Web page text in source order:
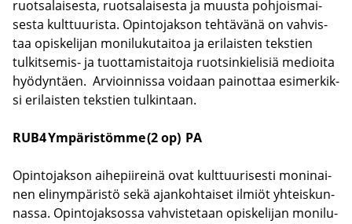
ruot­sa­lai­ses­ta, ruot­sa­lai­ses­ta ja muus­ta poh­jois­mai­
ses­ta kult­tuu­ris­ta. Opin­to­jak­son teh­tä­vä­nä on vah­vis­
taa opis­ke­li­jan mo­ni­lu­ku­tai­toa ja eri­lais­ten teks­tien
tulkitsemis-​ ja tuot­ta­mis­tai­to­ja ruot­sin­kie­li­siä me­dioi­ta
hyö­dyn­täen. Ar­vioin­nis­sa voi­daan pai­not­taa esi­mer­kik­
si eri­lais­ten teks­tien tul­kin­taan.
RUB4 Ym­pä­ris­töm­me (2 op) PA
Opin­to­jak­son ai­he­pii­rei­nä ovat kult­tuu­ri­ses­ti mo­ni­nai­
nen eli­nym­pä­ris­tö sekä ajan­koh­tai­set il­miöt yh­teis­kun­
nas­sa. Opin­to­jak­sos­sa vah­vis­te­taan opis­ke­li­jan mo­ni­lu­